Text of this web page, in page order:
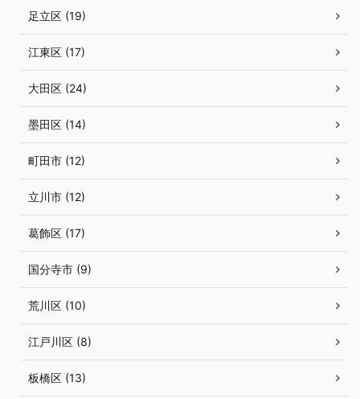
足立区 (19)
江東区 (17)
大田区 (24)
墨田区 (14)
町田市 (12)
立川市 (12)
葛飾区 (17)
国分寺市 (9)
荒川区 (10)
江戸川区 (8)
板橋区 (13)